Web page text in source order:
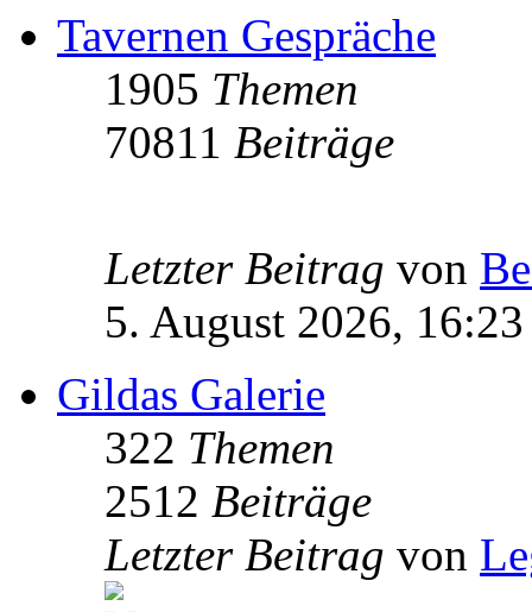
Tavernen Gespräche
1905 Themen
70811 Beiträge
Letzter Beitrag von
5. August 2026, 16:23
Gildas Galerie
322 Themen
2512 Beiträge
Letzter Beitrag von